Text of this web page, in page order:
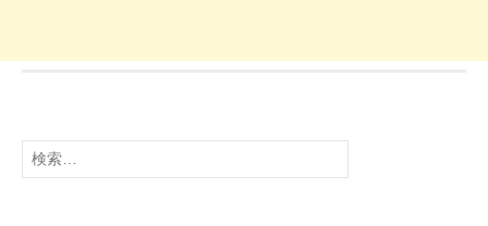
検
索: